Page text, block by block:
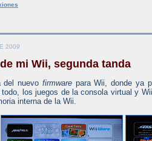
2009
mi Wii, segunda tanda
del nuevo firmwarepara Wii, donde ya
todo, los juegos de la consola virtual y
interna de la Wii.